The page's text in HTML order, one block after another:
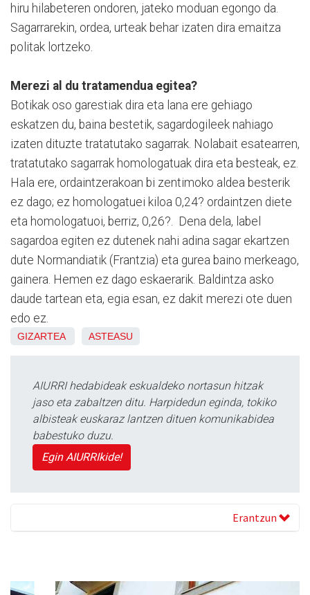
hiru hilabeteren ondoren, jateko moduan egongo da.
Sagarrarekin, ordea, urteak behar izaten dira emaitza
politak lortzeko.
Merezi al du tratamendua egitea?
Botikak oso garestiak dira eta lana ere gehiago
eskatzen du, baina bestetik, sagardogileek nahiago
izaten dituzte tratatutako sagarrak. Nolabait esatearren,
tratatutako sagarrak homologatuak dira eta besteak, ez.
Hala ere, ordaintzerakoan bi zentimoko aldea besterik
ez dago; ez homologatuei kiloa 0,24? ordaintzen diete
eta homologatuoi, berriz, 0,26?. Dena dela, label
sagardoa egiten ez dutenek nahi adina sagar ekartzen
dute Normandiatik (Frantzia) eta gurea baino merkeago,
gainera. Hemen ez dago eskaerarik. Baldintza asko
daude tartean eta, egia esan, ez dakit merezi ote duen
edo ez.
GIZARTEA ASTEASU
AIURRI hedabideak eskualdeko nortasun hitzak
jaso eta zabaltzen ditu. Harpidedun eginda, tokiko
albisteak euskaraz lantzen dituen komunikabidea
babestuko duzu.
Egin AIURRIkide!
Erantzun